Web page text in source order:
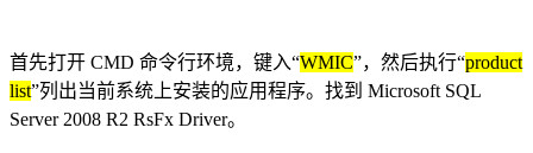
首先打开 CMD 命令行环境，键入“WMIC”，然后执行“product
list”列出当前系统上安装的应用程序。找到 Microsoft SQL
Server 2008 R2 RsFx Driver。